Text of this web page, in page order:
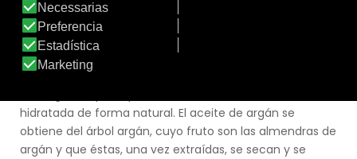
ECOVITAL PIU TOALLITAS HIDRATANTES Y
DERMOPROTECTORAS
Toallitas bebé. Hidrata, protege y suaviza la piel. Con
propiedades hidratantes. Con el aceite de argán
hidratada de forma natural. El aceite de argán se
obtiene del árbol argán, cuyo fruto son las almendras de
argán y que éstas, una vez extraídas, se secan y se